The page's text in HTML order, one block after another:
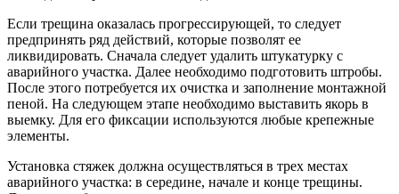
Если трещина оказалась прогрессирующей, то следует
предпринять ряд действий, которые позволят ее
ликвидировать. Сначала следует удалить штукатурку с
аварийного участка. Далее необходимо подготовить штробы.
После этого потребуется их очистка и заполнение монтажной
пеной. На следующем этапе необходимо выставить якорь в
выемку. Для его фиксации используются любые крепежные
элементы.
Установка стяжек должна осуществляться в трех местах
аварийного участка: в середине, начале и конце трещины.